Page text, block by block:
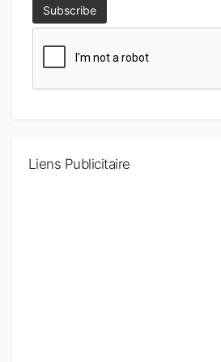
Liens Publicitaire